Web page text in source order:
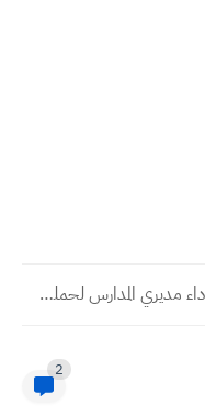
استمارة تقييم أداء مديري المدارس لحملة البكالوريوس فأدنى
2